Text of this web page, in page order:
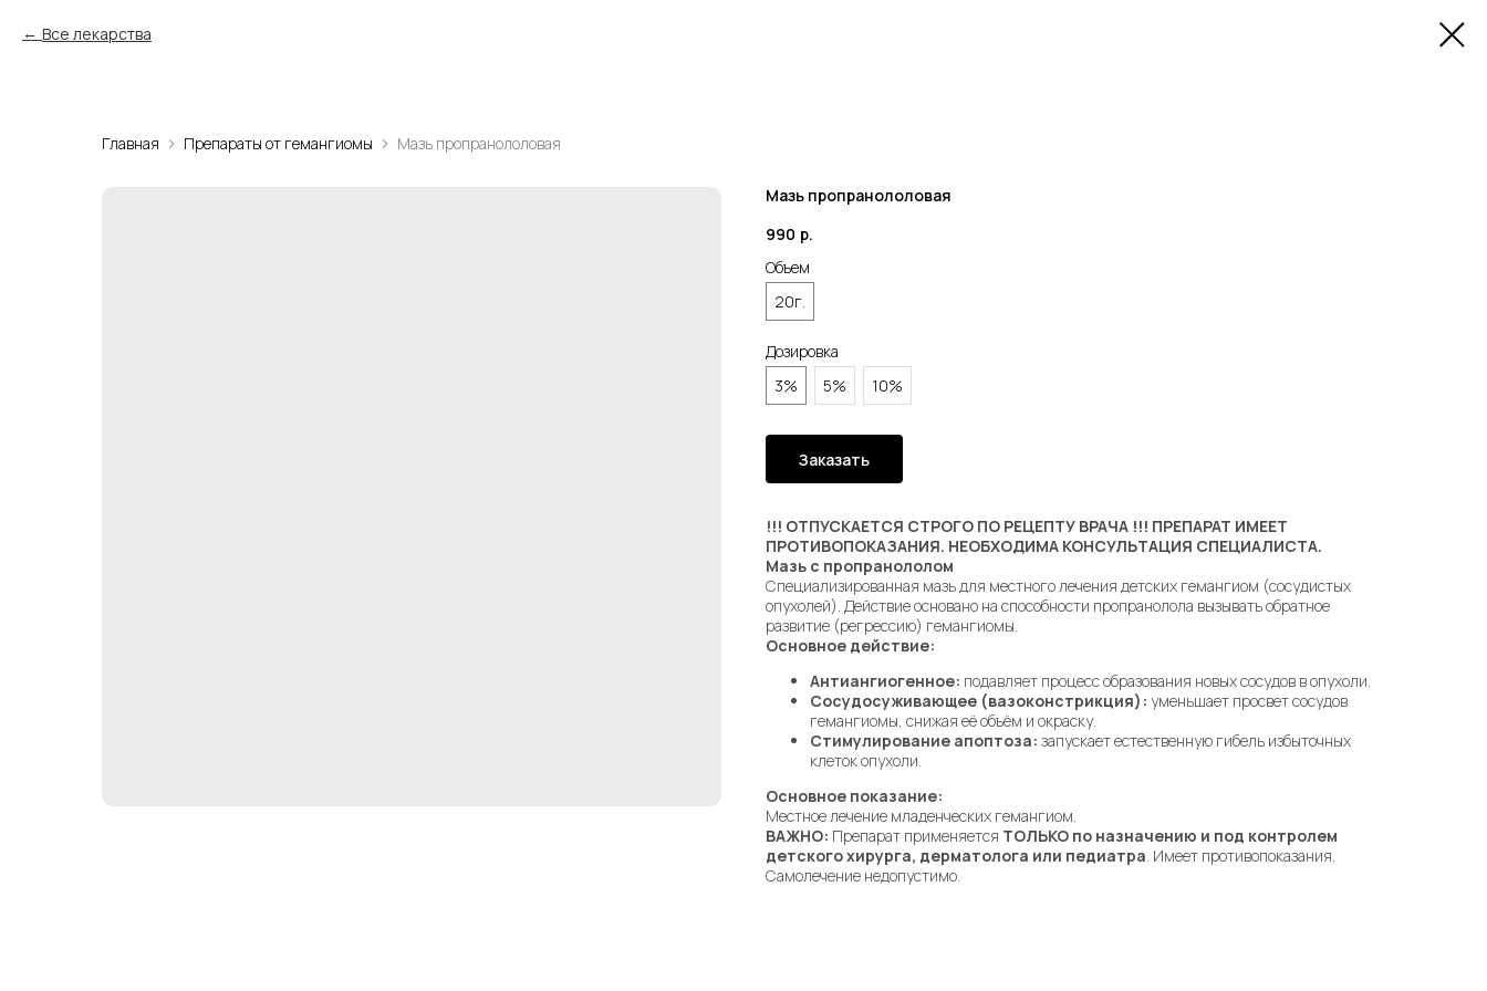
Все лекарства
Главная Препараты от гемангиомы Мазь пропранололовая
Мазь пропранололовая
990 р.
Объем
20г.
Дозировка
3%
5% 10%
Заказать
!!! ОТПУСКАЕТСЯ СТРОГО ПО РЕЦЕПТУ ВРАЧА !!! ПРЕПАРАТ ИМЕЕТ
ПРОТИВОПОКАЗАНИЯ. НЕОБХОДИМА КОНСУЛЬТАЦИЯ СПЕЦИАЛИСТА.
Мазь с пропранололом
Специализированная мазь для местного лечения детских гемангиом (сосудистых
опухолей). Действие основано на способности пропранолола вызывать обратное
развитие (регрессию) гемангиомы.
Основное действие:
Антиангиогенное: подавляет процесс образования новых сосудов в опухоли.
Сосудосуживающее (вазоконстрикция): уменьшает просвет сосудов
гемангиомы, снижая её объём и окраску.
Стимулирование апоптоза: запускает естественную гибель избыточных
клеток опухоли.
Основное показание:
Местное лечение младенческих гемангиом.
ВАЖНО: Препарат применяется ТОЛЬКО по назначению и под контролем
детского хирурга, дерматолога или педиатра. Имеет противопоказания.
Самолечение недопустимо.